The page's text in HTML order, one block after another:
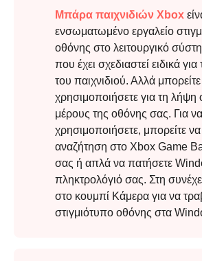
Μπάρα παιχνιδιών Xbox
ενσωματωμένο εργαλείο
οθόνης στο λειτουργικό
που έχει σχεδιαστεί ειδικά
του παιχνιδιού. Αλλά
χρησιμοποιήσετε για τη
μέρους της οθόνης σας. Για
χρησιμοποιήσετε, μπορείτε να
αναζήτηση στο Xbox Game
σας ή απλά να πατήσετε
πληκτρολόγιό σας. Στη
στο κουμπί Κάμερα για να
στιγμιότυπο οθόνης στα